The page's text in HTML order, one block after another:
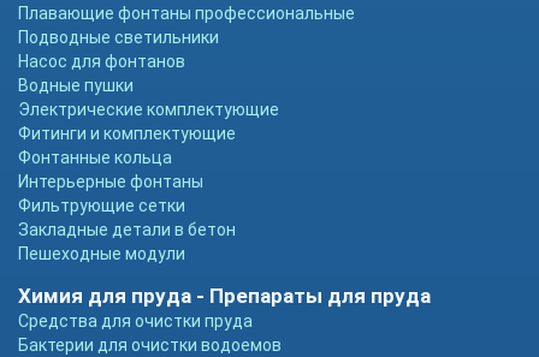
Плавающие фонтаны профессиональные
Подводные светильники
Насос для фонтанов
Водные пушки
Электрические комплектующие
Фитинги и комплектующие
Фонтанные кольца
Интерьерные фонтаны
Фильтрующие сетки
Закладные детали в бетон
Пешеходные модули
Химия для пруда - Препараты для пруда
Средства для очистки пруда
Бактерии для очистки водоемов